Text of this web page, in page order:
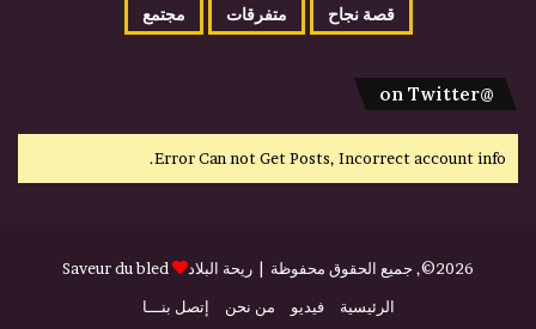
قصة نجاح متفرقات مجتمع
@on Twitter
Error Can not Get Posts, Incorrect account info.
2026©, جميع الحقوق محفوظة | ريحة البلاد
Saveur du bled
الرئيسية
فيديو من نحن إتصل بنـــا